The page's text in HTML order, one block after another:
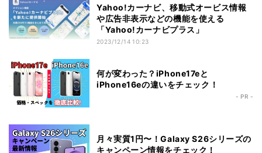
Yahoo!カーナビ、移動式オービス情報
や広告非表示などの機能を使える
「Yahoo!カーナビプラス」
2023/12/14 10:23
何が変わった？iPhone17eと
iPhone16eの違いをチェック！
- PR -
月々実質1円〜！Galaxy S26シリーズの
キャンペーン情報をチェック！